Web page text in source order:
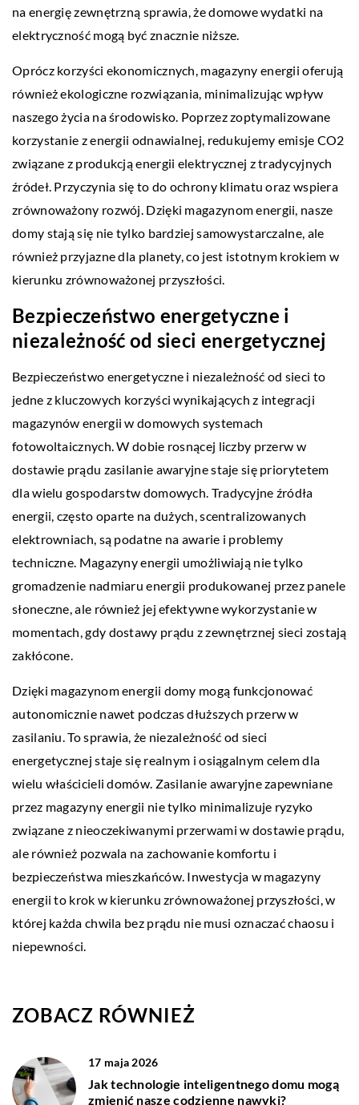
na energię zewnętrzną sprawia, że domowe wydatki na
elektryczność mogą być znacznie niższe.
Oprócz korzyści ekonomicznych, magazyny energii oferują
również ekologiczne rozwiązania, minimalizując wpływ
naszego życia na środowisko. Poprzez zoptymalizowane
korzystanie z energii odnawialnej, redukujemy emisje CO2
związane z produkcją energii elektrycznej z tradycyjnych
źródeł. Przyczynia się to do ochrony klimatu oraz wspiera
zrównoważony rozwój. Dzięki magazynom energii, nasze
domy stają się nie tylko bardziej samowystarczalne, ale
również przyjazne dla planety, co jest istotnym krokiem w
kierunku zrównoważonej przyszłości.
Bezpieczeństwo energetyczne i
niezależność od sieci energetycznej
Bezpieczeństwo energetyczne i niezależność od sieci to
jedne z kluczowych korzyści wynikających z integracji
magazynów energii w domowych systemach
fotowoltaicznych. W dobie rosnącej liczby przerw w
dostawie prądu zasilanie awaryjne staje się priorytetem
dla wielu gospodarstw domowych. Tradycyjne źródła
energii, często oparte na dużych, scentralizowanych
elektrowniach, są podatne na awarie i problemy
techniczne. Magazyny energii umożliwiają nie tylko
gromadzenie nadmiaru energii produkowanej przez panele
słoneczne, ale również jej efektywne wykorzystanie w
momentach, gdy dostawy prądu z zewnętrznej sieci zostają
zakłócone.
Dzięki magazynom energii domy mogą funkcjonować
autonomicznie nawet podczas dłuższych przerw w
zasilaniu. To sprawia, że niezależność od sieci
energetycznej staje się realnym i osiągalnym celem dla
wielu właścicieli domów. Zasilanie awaryjne zapewniane
przez magazyny energii nie tylko minimalizuje ryzyko
związane z nieoczekiwanymi przerwami w dostawie prądu,
ale również pozwala na zachowanie komfortu i
bezpieczeństwa mieszkańców. Inwestycja w magazyny
energii to krok w kierunku zrównoważonej przyszłości, w
której każda chwila bez prądu nie musi oznaczać chaosu i
niepewności.
ZOBACZ RÓWNIEŻ
17 maja 2026
Jak technologie inteligentnego domu mogą
zmienić nasze codzienne nawyki?